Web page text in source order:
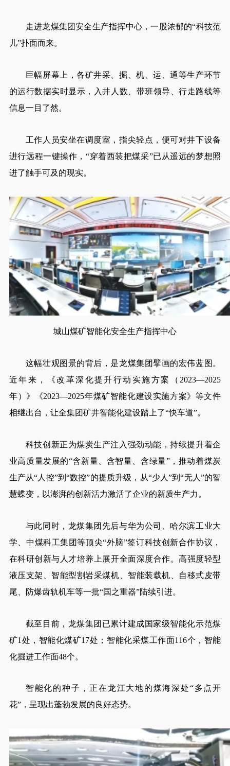
走进龙煤集团安全生产指挥中心，一股浓郁的“科技范
儿”扑面而来。
巨幅屏幕上，各矿井采、掘、机、运、通等生产环节
的运行数据实时显示，入井人数、带班领导、行走路线等
信息一目了然。
工作人员安坐在调度室，指尖轻点，便可对井下设备
进行远程一键操作，“穿着西装把煤采”已从遥远的梦想照
进了触手可及的现实。
城山煤矿智能化安全生产指挥中心
这幅壮观图景的背后，是龙煤集团擘画的宏伟蓝图。
近年来，《改革深化提升行动实施方案（2023—2025
年）》《2023—2025年煤矿智能化建设实施方案》等文件
相继出台，让全集团矿井智能化建设踏上了“快车道”。
科技创新正为煤炭生产注入强劲动能，持续提升着企
业高质量发展的“含新量、含智量、含绿量”，推动着煤炭
生产从“人控”到“数控”的提质升级，从“少人”到“无人”的智
慧蝶变，以澎湃的创新活力激活了企业的新质生产力。
与此同时，龙煤集团先后与华为公司、哈尔滨工业大
学、中煤科工集团等顶尖“外脑”签订科技创新合作协议，
在科研创新与人才培养上展开全面深度合作。高强度轻型
液压支架、智能型割岩采煤机、智能装载机、自移式皮带
尾、防爆齿轨机车等一批“国之重器”陆续引进。
截至目前，龙煤集团已累计建成国家级智能化示范煤
矿1处，智能化煤矿17处；智能化采煤工作面116个，智能
化掘进工作面48个。
智能化的种子，正在龙江大地的煤海深处“多点开
花”，呈现出蓬勃发展的良好态势。